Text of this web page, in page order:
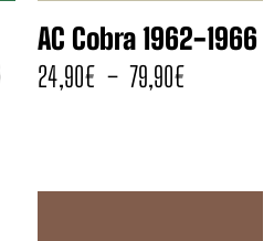
AC Cobra 1962-1966
24,90€ – 79,90€